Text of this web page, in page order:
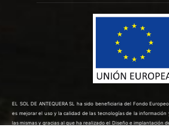
EL SOL DE ANTEQUERA SL ha sido beneficiaria del Fondo
es mejorar el uso y la calidad de las tecnologías de la información
las mismas y gracias al que ha realizado el Diseño e implantación